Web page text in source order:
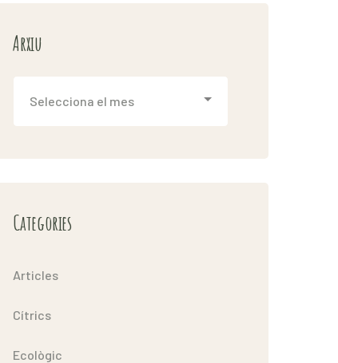
Arxiu
Categories
Articles
Cítrics
Ecològic